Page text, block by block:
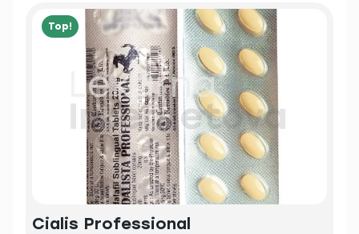
Top!
Cialis Professional